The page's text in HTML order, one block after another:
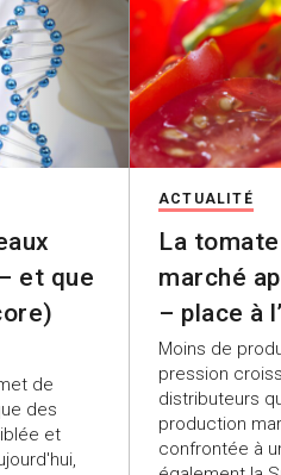
et que
de
des
et
ACTUALITÉ
La
marché
– place à
Moins de
pression
distributeurs
production
confrontée à